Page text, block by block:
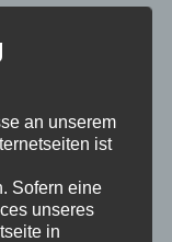
an unserem
ist
Sofern eine
unseres
in